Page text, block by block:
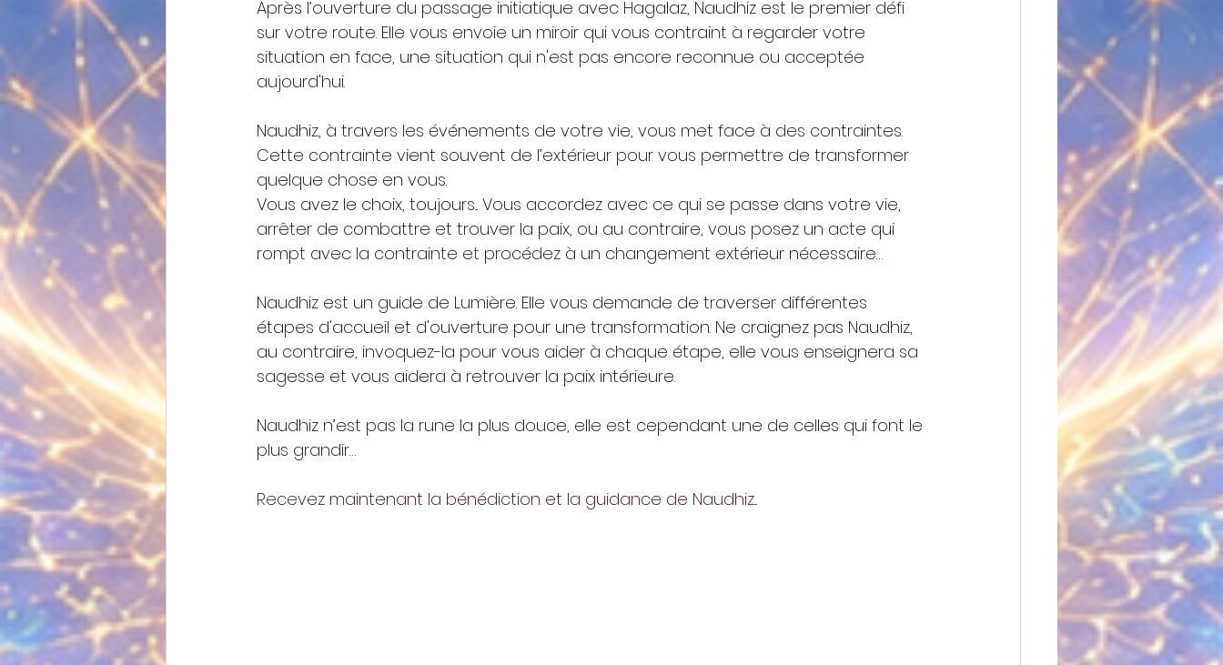
Après l’ouverture du passage initiatique avec Hagalaz, Naudhiz est le premier défi
sur votre route. Elle vous envoie un miroir qui vous contraint à regarder votre
situation en face, une situation qui n'est pas encore reconnue ou acceptée
aujourd'hui.
Naudhiz, à travers les événements de votre vie, vous met face à des contraintes.
Cette contrainte vient souvent de l’extérieur pour vous permettre de transformer
quelque chose en vous.
Vous avez le choix, toujours... Vous accordez avec ce qui se passe dans votre vie,
arrêter de combattre et trouver la paix, ou au contraire, vous posez un acte qui
rompt avec la contrainte et procédez à un changement extérieur nécessaire…
Naudhiz est un guide de Lumière. Elle vous demande de traverser différentes
étapes d'accueil et d'ouverture pour une transformation. Ne craignez pas Naudhiz,
au contraire, invoquez-la pour vous aider à chaque étape, elle vous enseignera sa
sagesse et vous aidera à retrouver la paix intérieure.
Naudhiz n’est pas la rune la plus douce, elle est cependant une de celles qui font le
plus grandir…
Recevez maintenant la bénédiction et la guidance de Naudhiz...